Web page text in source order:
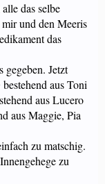
das selbe
und den Meeris
das
gegeben. Jetzt
aus Toni
aus Lucero
aus Maggie, Pia
zu matschig.
zu